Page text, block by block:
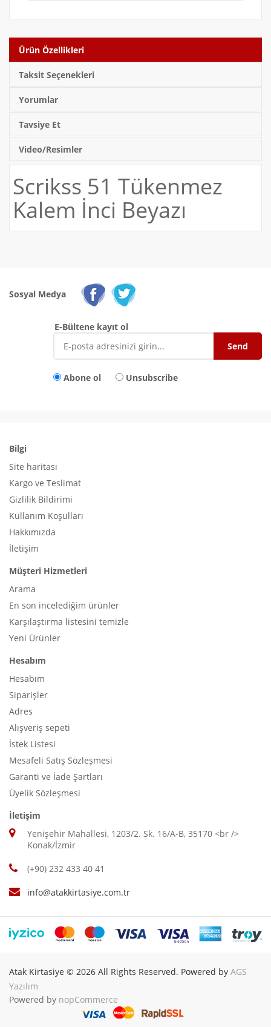
Ürün Özellikleri
Taksit Seçenekleri
Yorumlar
Tavsiye Et
Video/Resimler
Scrikss 51 Tükenmez
Kalem İnci Beyazı
Sosyal Medya
E-Bültene kayıt ol
Abone ol Unsubscribe
Bilgi
Site haritası
Kargo ve Teslimat
Gizlilik Bildirimi
Kullanım Koşulları
Hakkımızda
İletişim
Müşteri Hizmetleri
Arama
En son incelediğim ürünler
Karşılaştırma listesini temizle
Yeni Ürünler
Hesabım
Hesabım
Siparişler
Adres
Alışveriş sepeti
İstek Listesi
Mesafeli Satış Sözleşmesi
Garanti ve İade Şartları
Üyelik Sözleşmesi
İletişim
Yenişehir Mahallesi, 1203/2. Sk. 16/A-B, 35170 <br />
Konak/İzmir
(+90) 232 433 40 41
info@atakkirtasiye.com.tr
Atak Kirtasiye © 2026 All Rights Reserved. Powered by AGS
Yazılım
Powered by nopCommerce